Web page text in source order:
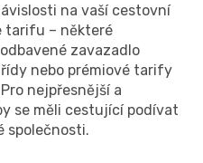
na vaší cestovní
tarifu – některé
zavazadlo
nebo prémiové tarify
nejpřesnější a
se měli cestující podívat
společnosti.